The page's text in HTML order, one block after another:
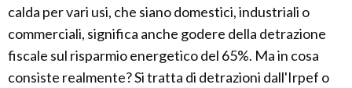
calda per vari usi, che siano domestici, industriali o
commerciali, significa anche godere della detrazione
fiscale sul risparmio energetico del 65%. Ma in cosa
consiste realmente? Si tratta di detrazioni dall'Irpef o